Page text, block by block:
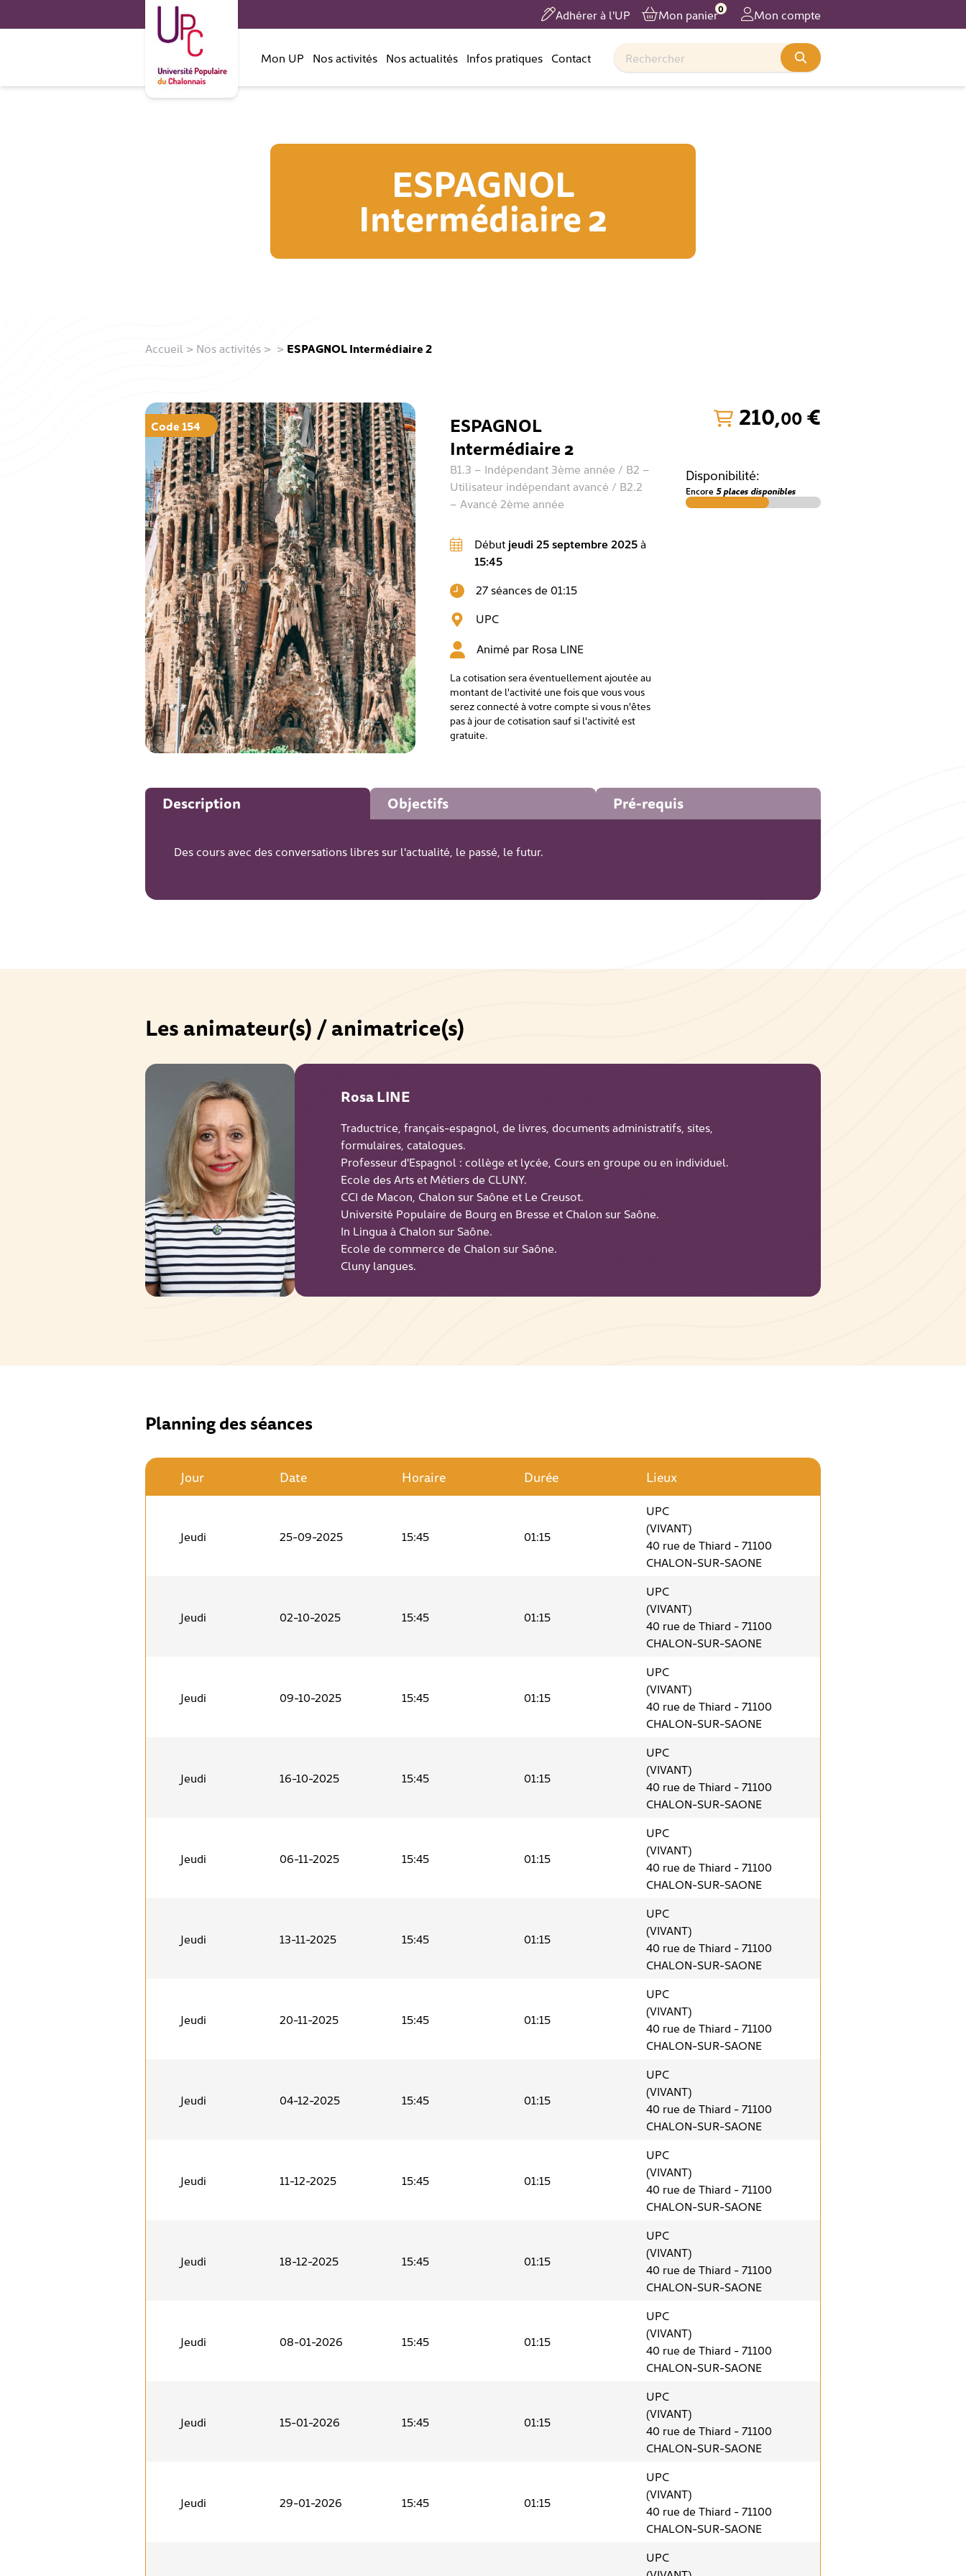
Adhérer à l'UP Mon panier0 Mon compte
Mon UP Nos activités Nos actualités Infos pratiques Contact
ESPAGNOL
Intermédiaire 2
Accueil > Nos activités> > ESPAGNOL Intermédiaire 2
Code 154
ESPAGNOL
Intermédiaire 2
B1.3 – Indépendant 3ème année / B2 –
Utilisateur indépendant avancé / B2.2
– Avancé 2ème année
Début jeudi 25 septembre 2025à
15:45
27 séances de 01:15
UPC
Animé par Rosa LINE
La cotisation sera éventuellement ajoutée au
montant de l'activité une fois que vous vous
serez connecté à votre compte si vous n'êtes
pas à jour de cotisation sauf si l'activité est
gratuite.
210,00 €
Disponibilité:
Encore 5 places disponibles
Description Objectifs Pré-requis
Des cours avec des conversations libres sur l'actualité, le passé, le futur.
Les animateur(s) / animatrice(s)
Rosa LINE
Traductrice, français-espagnol, de livres, documents administratifs, sites,
formulaires, catalogues.
Professeur d'Espagnol : collège et lycée, Cours en groupe ou en individuel.
Ecole des Arts et Métiers de CLUNY.
CCI de Macon, Chalon sur Saône et Le Creusot.
Université Populaire de Bourg en Bresse et Chalon sur Saône.
In Lingua à Chalon sur Saône.
Ecole de commerce de Chalon sur Saône.
Cluny langues.
Planning des séances
Jour Date Horaire Durée Lieux
Jeudi 25-09-2025 15:45 01:15
UPC
(VIVANT)
40 rue de Thiard - 71100
CHALON-SUR-SAONE
Jeudi 02-10-2025 15:45 01:15
UPC
(VIVANT)
40 rue de Thiard - 71100
CHALON-SUR-SAONE
Jeudi 09-10-2025 15:45 01:15
UPC
(VIVANT)
40 rue de Thiard - 71100
CHALON-SUR-SAONE
Jeudi 16-10-2025 15:45 01:15
UPC
(VIVANT)
40 rue de Thiard - 71100
CHALON-SUR-SAONE
Jeudi 06-11-2025 15:45 01:15
UPC
(VIVANT)
40 rue de Thiard - 71100
CHALON-SUR-SAONE
Jeudi 13-11-2025 15:45 01:15
UPC
(VIVANT)
40 rue de Thiard - 71100
CHALON-SUR-SAONE
Jeudi 20-11-2025 15:45 01:15
UPC
(VIVANT)
40 rue de Thiard - 71100
CHALON-SUR-SAONE
Jeudi 04-12-2025 15:45 01:15
UPC
(VIVANT)
40 rue de Thiard - 71100
CHALON-SUR-SAONE
Jeudi 11-12-2025 15:45 01:15
UPC
(VIVANT)
40 rue de Thiard - 71100
CHALON-SUR-SAONE
Jeudi 18-12-2025 15:45 01:15
UPC
(VIVANT)
40 rue de Thiard - 71100
CHALON-SUR-SAONE
Jeudi 08-01-2026 15:45 01:15
UPC
(VIVANT)
40 rue de Thiard - 71100
CHALON-SUR-SAONE
Jeudi 15-01-2026 15:45 01:15
UPC
(VIVANT)
40 rue de Thiard - 71100
CHALON-SUR-SAONE
Jeudi 29-01-2026 15:45 01:15
UPC
(VIVANT)
40 rue de Thiard - 71100
CHALON-SUR-SAONE
UPC